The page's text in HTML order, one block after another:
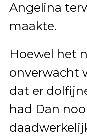
Angelina
maakte.
Hoewel het
onverwacht
dat er
had Dan